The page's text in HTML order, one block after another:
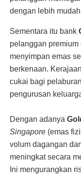
dengan lebih
Sementara itu bank
pelanggan
menyimpan emas
berkenaan.
cukai bagi
pengurusan
Dengan adanya
Singapore (emas
volum dagangan
meningkat secara
Ini mengurangkan